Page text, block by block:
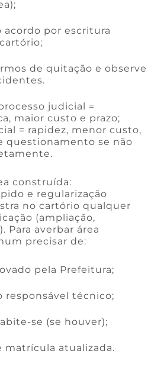
acordo por escritura
de quitação e observe
judicial =
maior custo e prazo;
= rapidez, menor custo,
questionamento se não
construída:
e regularização
no cartório qualquer
(ampliação,
Para averbar área
precisar de:
pela Prefeitura;
responsável técnico;
se (se houver);
matrícula atualizada.